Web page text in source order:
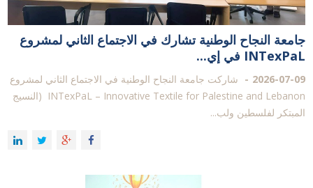
جامعة النجاح الوطنية تشارك في الاجتماع الثاني لمشروع
INTexPaL في إي...
2026-07-09
شاركت جامعة النجاح الوطنية في الاجتماع الثاني لمشروع
INTexPaL – Innovative Textile for Palestine and Lebanon (النسيج
المبتكر لفلسطين ولب...